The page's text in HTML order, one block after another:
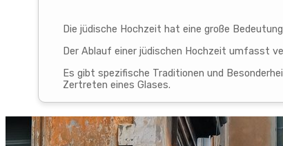
Die jüdische Hochzeit hat eine große
Der Ablauf einer jüdischen Hochzeit umfasst
Es gibt spezifische Traditionen und
Zertreten eines Glases.